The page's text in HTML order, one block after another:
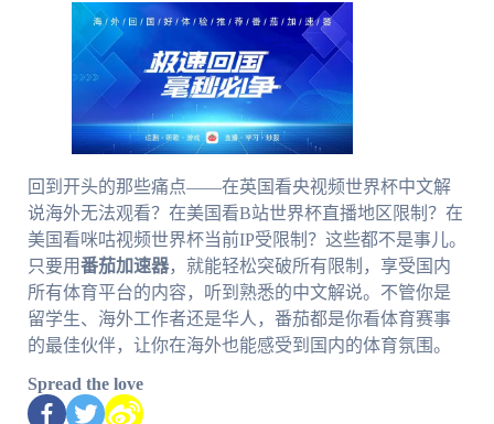
回到开头的那些痛点——在英国看央视频世界杯中文解
说海外无法观看？在美国看B站世界杯直播地区限制？在
美国看咪咕视频世界杯当前IP受限制？这些都不是事儿。
只要用番茄加速器，就能轻松突破所有限制，享受国内
所有体育平台的内容，听到熟悉的中文解说。不管你是
留学生、海外工作者还是华人，番茄都是你看体育赛事
的最佳伙伴，让你在海外也能感受到国内的体育氛围。
Spread the love